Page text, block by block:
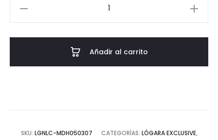
Añadir al carrito
SKU: LGNLC-MDH050307 CATEGORÍAS: LÓGARA EXCLUSIVE,